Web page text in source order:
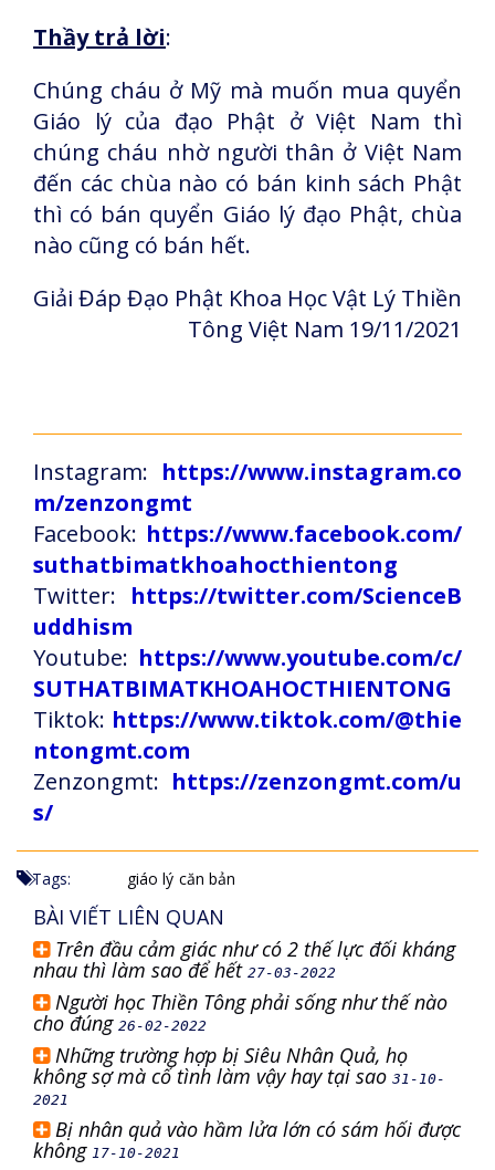
Thầy trả lời:
Chúng cháu ở Mỹ mà muốn mua quyển
Giáo lý của đạo Phật ở Việt Nam thì
chúng cháu nhờ người thân ở Việt Nam
đến các chùa nào có bán kinh sách Phật
thì có bán quyển Giáo lý đạo Phật, chùa
nào cũng có bán hết.
Giải Đáp Đạo Phật Khoa Học Vật Lý Thiền
Tông Việt Nam 19/11/2021
Instagram: https://www.instagram.co
m/zenzongmt
Facebook: https://www.facebook.com/
suthatbimatkhoahocthientong
Twitter: https://twitter.com/ScienceB
uddhism
Youtube: https://www.youtube.com/c/
SUTHATBIMATKHOAHOCTHIENTONG
Tiktok: https://www.tiktok.com/@thie
ntongmt.com
Zenzongmt: https://zenzongmt.com/u
s/
Tags: giáo lý căn bản
BÀI VIẾT LIÊN QUAN
Trên đầu cảm giác như có 2 thế lực đối kháng
nhau thì làm sao để hết 27-03-2022
Người học Thiền Tông phải sống như thế nào
cho đúng 26-02-2022
Những trường hợp bị Siêu Nhân Quả, họ
không sợ mà cố tình làm vậy hay tại sao 31-10-
2021
Bị nhân quả vào hầm lửa lớn có sám hối được
không 17-10-2021